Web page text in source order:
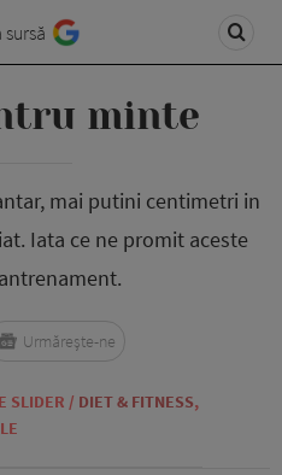
minte
mai putini centimetri in
Iata ce ne promit aceste
SLIDER / DIET & FITNESS,
Urmărește-ne